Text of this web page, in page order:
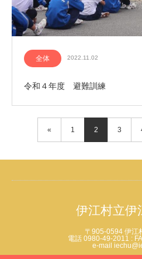
全体 2022.11.02
令和４年度 避難訓練
« 1 2 3
伊江村立伊
〒905-0594 伊江
電話 0980-49-2011 :
e-mail